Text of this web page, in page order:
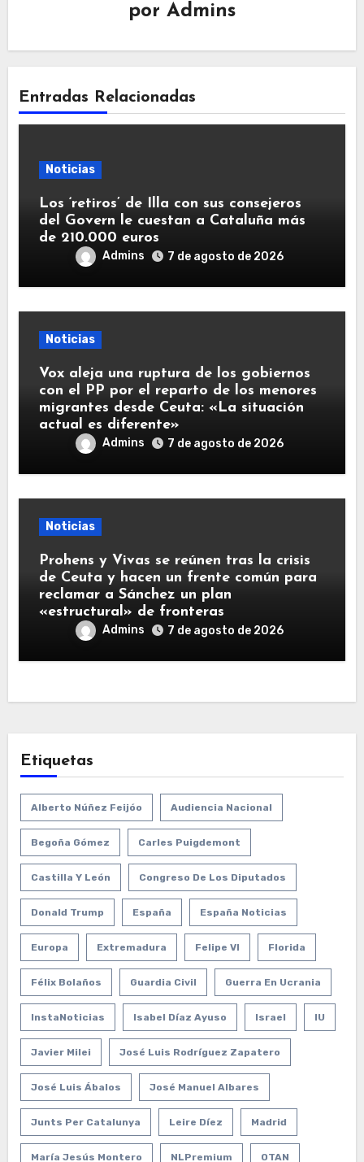
por Admins
Entradas Relacionadas
Noticias
Los ‘retiros’ de Illa con sus consejeros
del Govern le cuestan a Cataluña más
de 210.000 euros
Admins 7 de agosto de 2026
Noticias
Vox aleja una ruptura de los gobiernos
con el PP por el reparto de los menores
migrantes desde Ceuta: «La situación
actual es diferente»
Admins 7 de agosto de 2026
Noticias
Prohens y Vivas se reúnen tras la crisis
de Ceuta y hacen un frente común para
reclamar a Sánchez un plan
«estructural» de fronteras
Admins 7 de agosto de 2026
Etiquetas
Alberto Núñez Feijóo Audiencia Nacional
Begoña Gómez Carles Puigdemont
Castilla Y León Congreso De Los Diputados
Donald Trump España España Noticias
Europa Extremadura Felipe VI Florida
Félix Bolaños Guardia Civil Guerra En Ucrania
InstaNoticias Isabel Díaz Ayuso Israel IU
Javier Milei José Luis Rodríguez Zapatero
José Luis Ábalos José Manuel Albares
Junts Per Catalunya Leire Díez Madrid
María Jesús Montero NLPremium OTAN